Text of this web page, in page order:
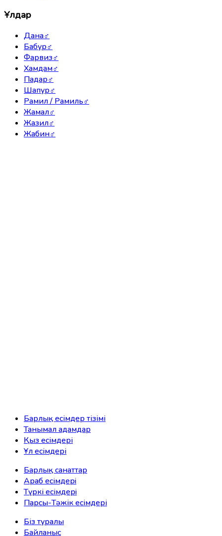
Ұлдар
Дана♂
Бабур♂
Фарвиз♂
Хамдам♂
Падар♂
Шапур♂
Рамил / Рамиль♂
Жамал♂
Жазил♂
Жабин♂
Барлық есімдер тізімі
Танымал адамдар
Қыз есімдері
Ұл есімдері
Барлық санаттар
Араб есімдерi
Түркі есімдерi
Парсы-Тәжік есімдері
Біз туралы
Байланыс